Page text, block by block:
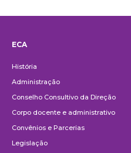
ECA
História
Administração
Conselho Consultivo da Direção
Corpo docente e administrativo
Convênios e Parcerias
Legislação